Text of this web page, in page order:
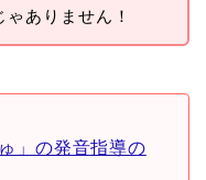
ありません！
」の発音指導の